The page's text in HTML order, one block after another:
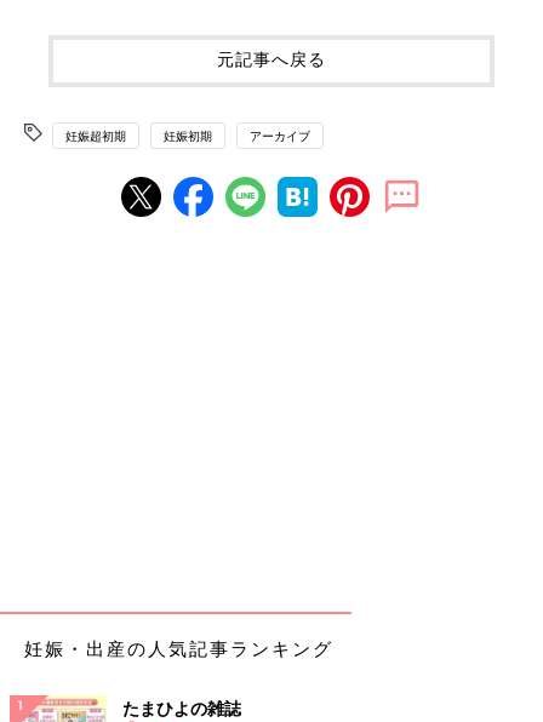
元記事へ戻る
妊娠超初期 妊娠初期 アーカイブ
妊娠・出産の人気記事ランキング
たまひよの雑誌